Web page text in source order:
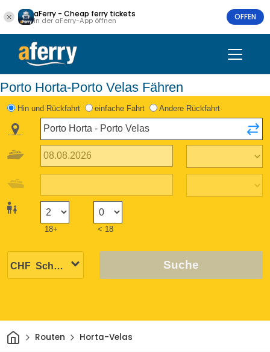
aFerry - Cheap ferry tickets
In der aFerry-App öffnen OFFEN
Porto Horta-Porto Velas Fähren
Hin und Rückfahrt einfache Fahrt Andere Rückfahrt
18+ < 18
Suche
HeimRouten Horta-Velas